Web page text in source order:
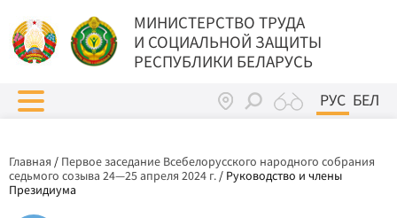
МИНИСТЕРСТВО ТРУДА
И СОЦИАЛЬНОЙ ЗАЩИТЫ
РЕСПУБЛИКИ БЕЛАРУСЬ
РУС БЕЛ
Главная / Первое заседание Всебелорусского народного собрания
седьмого созыва 24—25 апреля 2024 г. / Руководство и члены
Президиума